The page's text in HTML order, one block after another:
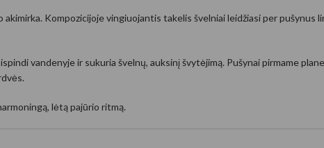
Kompozicijoje vingiuojantis takelis švelniai leidžiasi per pušynus
vandenyje ir sukuria švelnų, auksinį švytėjimą. Pušynai pirmame
lėtą pajūrio ritmą.